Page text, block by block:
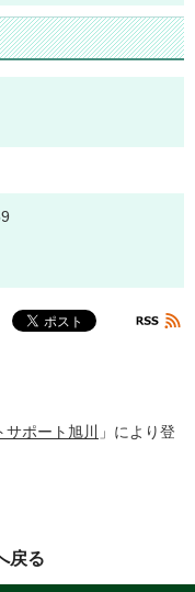
ポート旭川 」により登
戻る